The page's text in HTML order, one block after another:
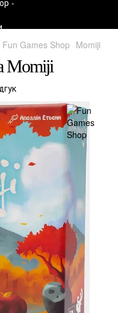
Fun Games Shop Momiji
Momiji